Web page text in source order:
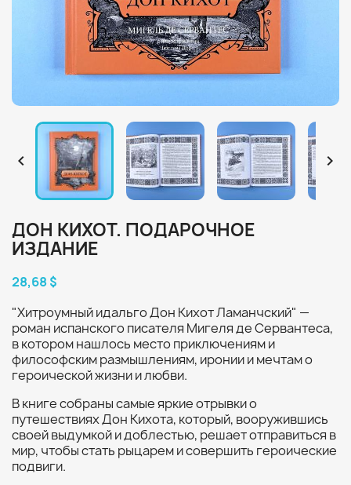
 
ДОН КИХОТ. ПОДАРОЧНОЕ
ИЗДАНИЕ
28,68 $
"Хитроумный идальго Дон Кихот Ламанчский" —
роман испанского писателя Мигеля де Сервантеса,
в котором нашлось место приключениям и
философским размышлениям, иронии и мечтам о
героической жизни и любви.
В книге собраны самые яркие отрывки о
путешествиях Дон Кихота, который, вооружившись
своей выдумкой и доблестью, решает отправиться в
мир, чтобы стать рыцарем и совершить героические
подвиги.